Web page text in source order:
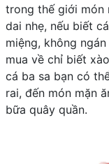
trong thế giới món
dai nhẹ, nếu biết
miệng, không
mua về chỉ biết
cá ba sa bạn có
rai, đến món mặn
bữa quây quần.